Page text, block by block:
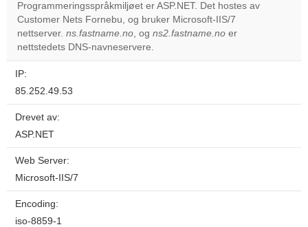
Do you
own this
Programmeringsspråkmiljøet er ASP.NET. Det hostes av
Customer Nets Fornebu, og bruker Microsoft-IIS/7
nettserver. ns.fastname.no, og ns2.fastname.no er
nettstedets DNS-navneservere.
IP:
85.252.49.53
Drevet av:
ASP.NET
Web Server:
Microsoft-IIS/7
Encoding:
iso-8859-1